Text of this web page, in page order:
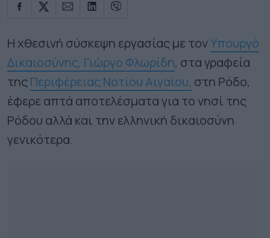
Η χθεσινή σύσκεψη εργασίας με τονΥπουργό
Δικαιοσύνης, Γιώργο Φλωρίδη, στα γραφεία
τηςΠεριφέρειας Νοτίου Αιγαίου, στη Ρόδο,
έφερε απτά αποτελέσματα για το νησί της
Ρόδου αλλά και την ελληνική δικαιοσύνη
γενικότερα.